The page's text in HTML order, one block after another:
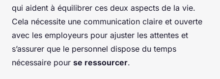
qui aident à équilibrer ces deux aspects de la vie.
Cela nécessite une communication claire et ouverte
avec les employeurs pour ajuster les attentes et
s’assurer que le personnel dispose du temps
nécessaire pour se ressourcer.